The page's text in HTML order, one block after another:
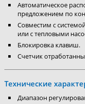
Автоматическое
предложением по
Совместим с
или с тепловыми
Блокировка клавиш.
Счетчик
Технические
Диапазон